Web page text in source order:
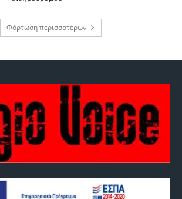
Φόρτωση περισσοτέρων